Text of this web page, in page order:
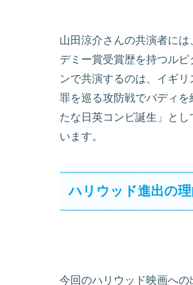
山田涼介さんの共演者に
デミー賞受賞歴を持つル
ンで共演するのは、イギ
罪を巡る攻防戦でバディ
たな日英コンビ誕生」と
います。
ハリウッド進出の
今回のハリウッド映画へ